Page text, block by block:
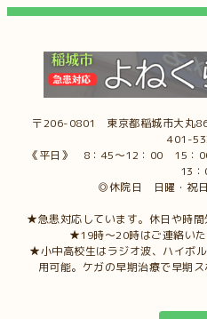
〒206-0801 東京都稲城市大
401-
《平日》 8：45～12：00 15：
13
◎休院日 日曜・祝
★急患対応しています。休日や時間
★19時～20時はご連絡いた
★小中高校生はラジオ波、ハイボ
用可能。ケガの早期治療で早期